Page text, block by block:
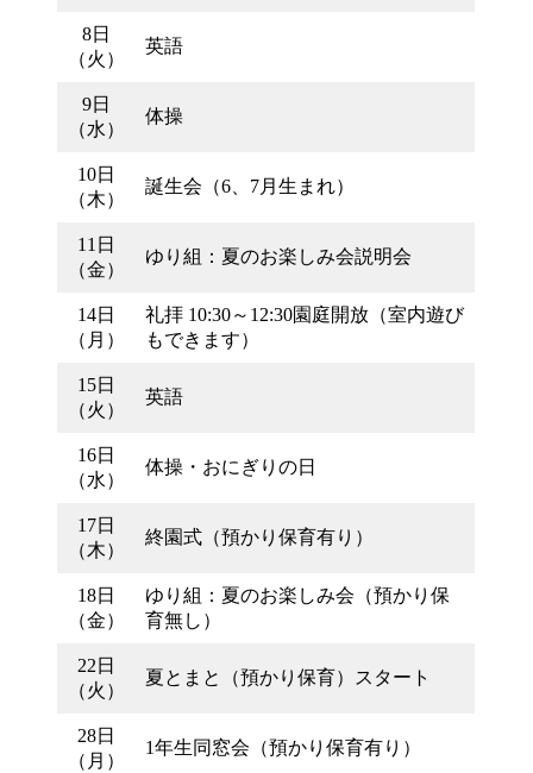
8日
（火）
英語
9日
（水）
体操
10日
（木）
誕生会（6、7月生まれ）
11日
（金）
ゆり組：夏のお楽しみ会説明会
14日
（月）
礼拝 10:30～12:30園庭開放（室内遊び
もできます）
15日
（火）
英語
16日
（水）
体操・おにぎりの日
17日
（木）
終園式（預かり保育有り）
18日
（金）
ゆり組：夏のお楽しみ会（預かり保
育無し）
22日
（火）
夏とまと（預かり保育）スタート
28日
（月）
1年生同窓会（預かり保育有り）